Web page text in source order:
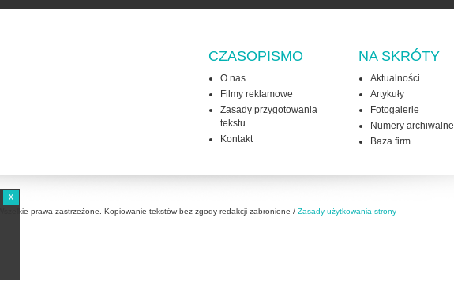
CZASOPISMO
O nas
Filmy reklamowe
Zasady przygotowania
tekstu
Kontakt
NA SKRÓTY
Aktualności
Artykuły
Fotogalerie
Numery archiwalne
Baza firm
Wszelkie prawa zastrzeżone. Kopiowanie tekstów bez zgody redakcji zabronione / Zasady użytkowania strony
x